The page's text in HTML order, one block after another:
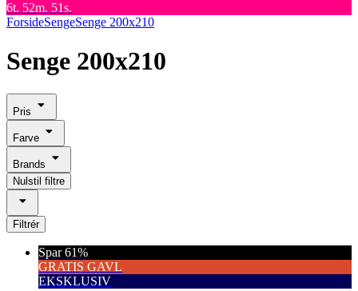
6t. 52m. 51s.
ForsideSengeSenge 200x210
Senge 200x210
Pris
Farve
Brands
Nulstil filtre
Filtrér
Spar 61%
GRATIS GAVL
EKSKLUSIV